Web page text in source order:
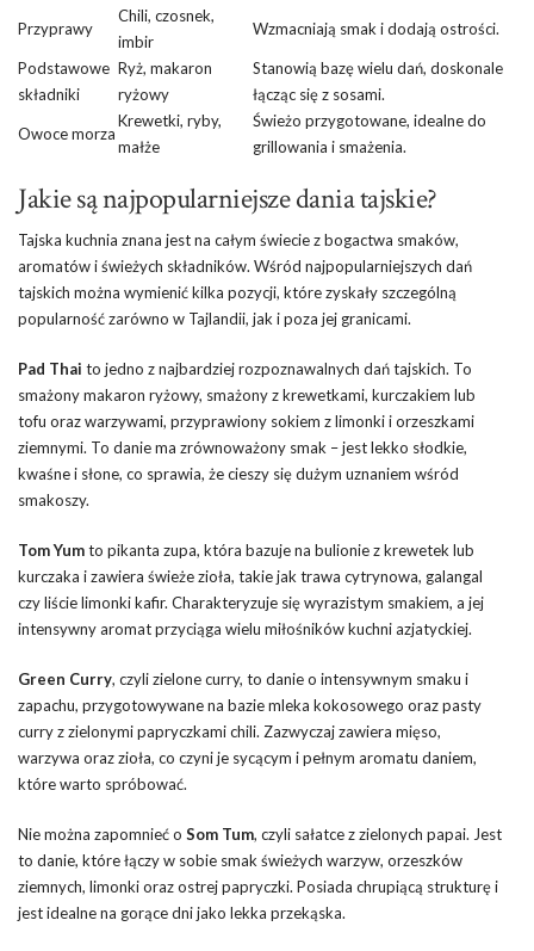
Przyprawy
Chili, czosnek,
imbir
Wzmacniają smak i dodają ostrości.
Podstawowe
składniki
Ryż, makaron
ryżowy
Stanowią bazę wielu dań, doskonale
łącząc się z sosami.
Owoce morza
Krewetki, ryby,
małże
Świeżo przygotowane, idealne do
grillowania i smażenia.
Jakie są najpopularniejsze dania tajskie?
Tajska kuchnia znana jest na całym świecie z bogactwa smaków,
aromatów i świeżych składników. Wśród najpopularniejszych dań
tajskich można wymienić kilka pozycji, które zyskały szczególną
popularność zarówno w Tajlandii, jak i poza jej granicami.
Pad Thai to jedno z najbardziej rozpoznawalnych dań tajskich. To
smażony makaron ryżowy, smażony z krewetkami, kurczakiem lub
tofu oraz warzywami, przyprawiony sokiem z limonki i orzeszkami
ziemnymi. To danie ma zrównoważony smak – jest lekko słodkie,
kwaśne i słone, co sprawia, że cieszy się dużym uznaniem wśród
smakoszy.
Tom Yumto pikanta zupa, która bazuje na bulionie z krewetek lub
kurczaka i zawiera świeże zioła, takie jak trawa cytrynowa, galangal
czy liście limonki kafir. Charakteryzuje się wyrazistym smakiem, a jej
intensywny aromat przyciąga wielu miłośników kuchni azjatyckiej.
Green Curry, czyli zielone curry, to danie o intensywnym smaku i
zapachu, przygotowywane na bazie mleka kokosowego oraz pasty
curry z zielonymi papryczkami chili. Zazwyczaj zawiera mięso,
warzywa oraz zioła, co czyni je sycącym i pełnym aromatu daniem,
które warto spróbować.
Nie można zapomnieć o Som Tum, czyli sałatce z zielonych papai. Jest
to danie, które łączy w sobie smak świeżych warzyw, orzeszków
ziemnych, limonki oraz ostrej papryczki. Posiada chrupiącą strukturę i
jest idealne na gorące dni jako lekka przekąska.